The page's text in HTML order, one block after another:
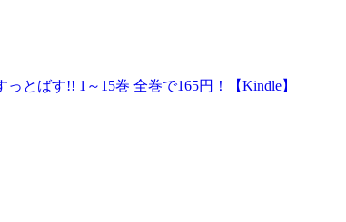
とばす!! 1～15巻 全巻で165円！【Kindle】